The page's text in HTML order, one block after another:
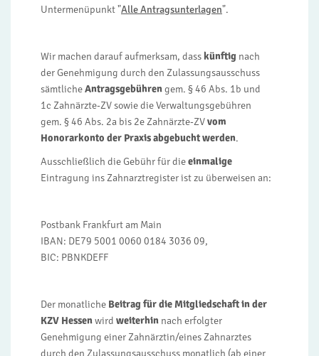
Untermenüpunkt "Alle Antragsunterlagen".
Wir machen darauf aufmerksam, dass künftig nach
der Genehmigung durch den Zulassungsausschuss
sämtlicheAntragsgebührengem. § 46 Abs. 1b und
1c Zahnärzte-ZV sowie die Verwaltungsgebühren
gem. § 46 Abs. 2a bis 2e Zahnärzte-ZVvom
Honorarkonto der Praxis abgebucht werden.
Ausschließlich die Gebühr für dieeinmalige
Eintragung ins Zahnarztregister ist zu überweisen an:
Postbank Frankfurt am Main
IBAN: DE79 5001 0060 0184 3036 09,
BIC: PBNKDEFF
Der monatliche Beitrag für die Mitgliedschaft in der
KZV Hessenwird weiterhin nach erfolgter
Genehmigung einer Zahnärztin/eines Zahnarztes
durch den Zulassungsausschuss monatlich (ab einer